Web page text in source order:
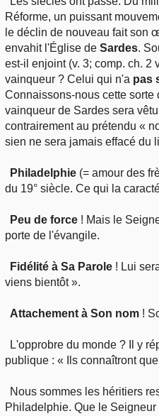
Réforme, un puissant
le déclin de nouveau fait son
envahit l'Église de Sardes.
est-il enjoint (v. 3; comp. ch. 2
vainqueur ? Celui qui n'a pas
Connaissons-nous cette sorte
vainqueur de Sardes sera
contrairement au prétendu «
sien ne sera jamais effacé du
Philadelphie (= amour des
du 19° siècle. Ce qui la
Peu de force ! Mais le
porte de l'évangile.
Fidélité à Sa Parole ! Lui
viens bientôt ».
Attachement à Son nom !
L'opprobre du monde ? Il y
publique : « Ils connaîtront
Nous sommes les héritiers
Philadelphie. Que le